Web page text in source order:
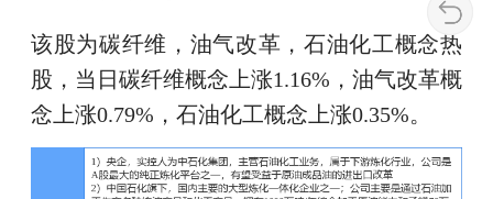
该股为碳纤维，油气改革，石油化工概念热
股，当日碳纤维概念上涨1.16%，油气改革概
念上涨0.79%，石油化工概念上涨0.35%。